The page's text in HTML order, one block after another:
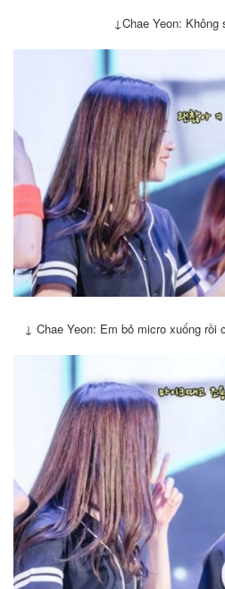
↓Chae Yeon: Không
↓ Chae Yeon: Em bỏ micro xuống rồi